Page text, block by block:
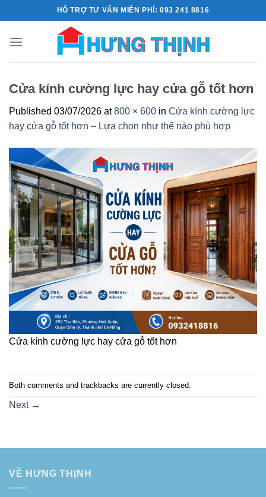
to
content
HỖ TRỢ TƯ VẤN MIỄN PHÍ: 093 241 8816
Cửa kính cường lực hay cửa gỗ tốt hơn
Published 03/07/2026 at800 × 600 in Cửa kính cường lực
hay cửa gỗ tốt hơn – Lựa chọn như thế nào phù hợp
Cửa kính cường lực hay cửa gỗ tốt hơn
Both comments and trackbacks are currently closed.
Next →
VỀ HƯNG THỊNH